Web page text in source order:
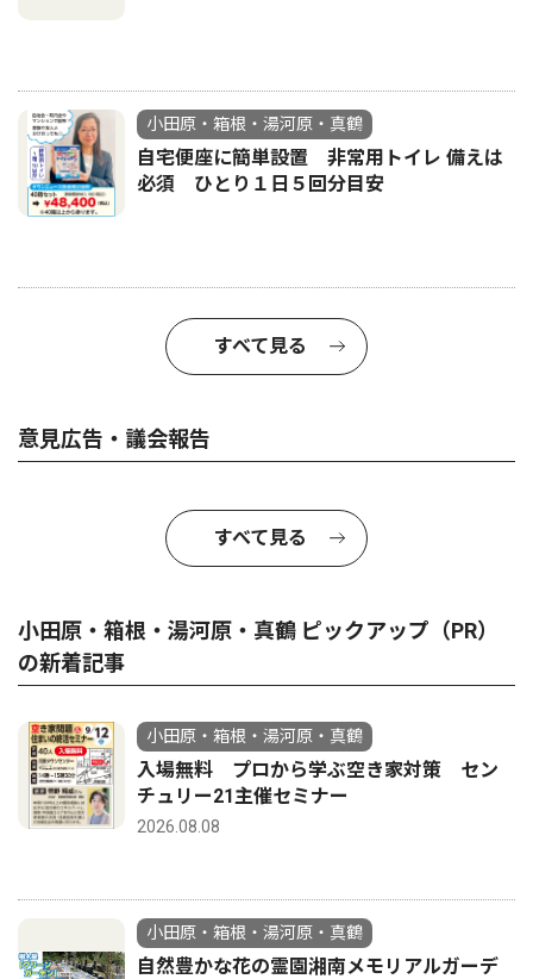
小田原・箱根・湯河原・真鶴
自宅便座に簡単設置 非常用トイレ 備えは
必須 ひとり１日５回分目安
すべて見る
意見広告・議会報告
すべて見る
小田原・箱根・湯河原・真鶴 ピックアップ（PR）
の新着記事
小田原・箱根・湯河原・真鶴
入場無料 プロから学ぶ空き家対策 セン
チュリー21主催セミナー
2026.08.08
小田原・箱根・湯河原・真鶴
自然豊かな花の霊園湘南メモリアルガーデ